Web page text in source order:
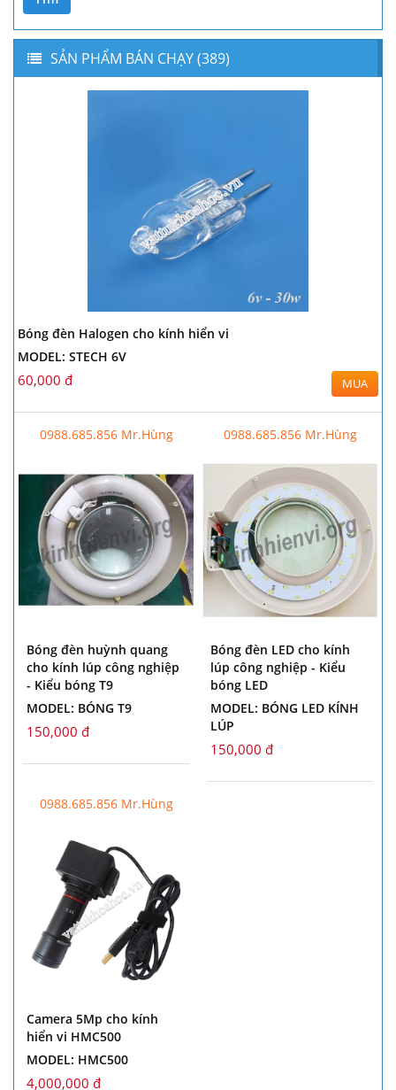
SẢN PHẨM BÁN CHẠY (389)
Bóng đèn Halogen cho kính hiển vi
MODEL: STECH 6V
60,000 đ MUA
0988.685.856 Mr.Hùng
Bóng đèn huỳnh quang
cho kính lúp công nghiệp
- Kiểu bóng T9
MODEL: BÓNG T9
150,000 đ
0988.685.856 Mr.Hùng
Bóng đèn LED cho kính
lúp công nghiệp - Kiểu
bóng LED
MODEL: BÓNG LED KÍNH
LÚP
150,000 đ
0988.685.856 Mr.Hùng
Camera 5Mp cho kính
hiển vi HMC500
MODEL: HMC500
4,000,000 đ